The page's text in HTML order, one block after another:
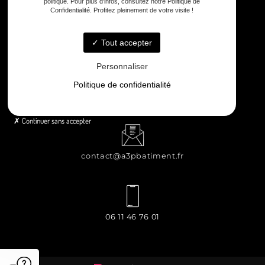
8 rue Principale Le Chiron, 17510 Néré
contact@a3pbatiment.fr
06 11 46 76 01
Confidentialité. Profitez pleinement de votre visite !
Tout accepter
Personnaliser
Politique de confidentialité
Continuer sans accepter